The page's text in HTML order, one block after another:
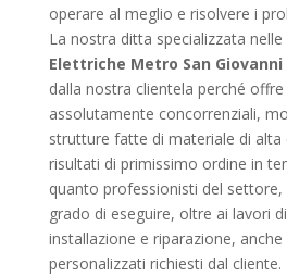
operare al meglio e risolvere i
La nostra ditta specializzata nelle
Elettriche Metro San Giovanni
dalla nostra clientela perché offre
assolutamente concorrenziali,
strutture fatte di materiale di alta
risultati di primissimo ordine in
quanto professionisti del settore,
grado di eseguire, oltre ai lavori
installazione e riparazione,
personalizzati richiesti dal